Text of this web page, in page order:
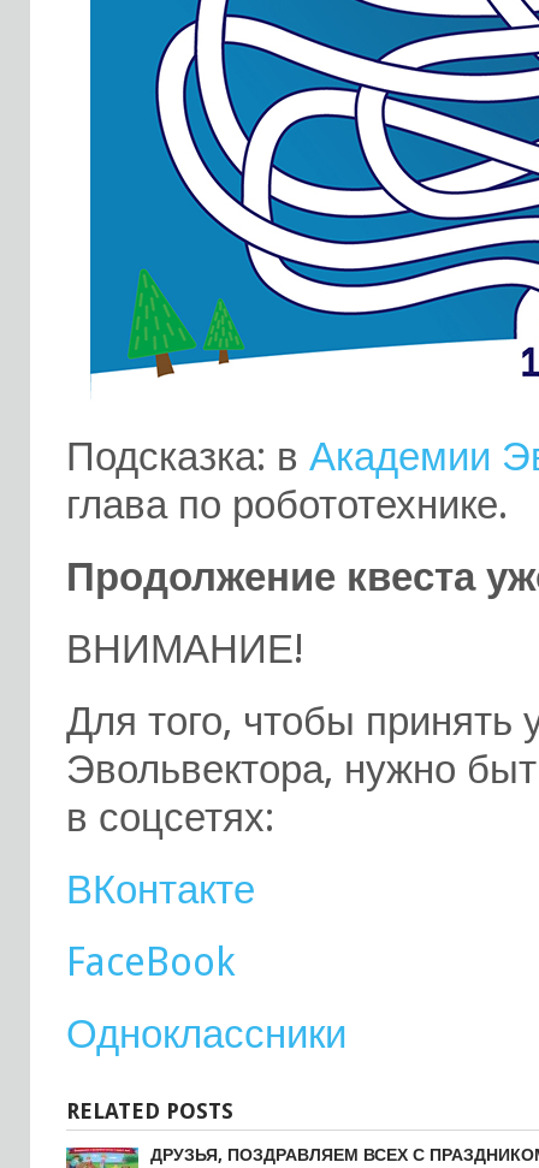
Подсказка: в Академии
глава по робототехнике.
Продолжение квеста
ВНИМАНИЕ!
Для того, чтобы принять
Эвольвектора, нужно
в соцсетях:
ВКонтакте
FaceBook
Одноклассники
RELATED POSTS
ДРУЗЬЯ, ПОЗДРАВЛЯЕМ ВСЕХ С